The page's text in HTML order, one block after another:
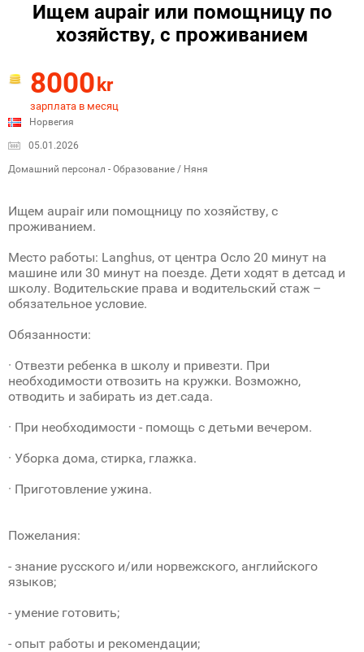
Ищем aupair или помощницу по
хозяйству, с проживанием
8000 kr
зарплата в месяц
Норвегия
05.01.2026
Домашний персонал - Образование / Няня
Ищем aupair или помощницу по хозяйству, с
проживанием.
Место работы: Langhus, от центра Осло 20 минут на
машине или 30 минут на поезде. Дети ходят в детсад и
школу. Водительские права и водительский стаж –
обязательное условие.
Обязанности:
· Отвезти ребенка в школу и привезти. При
необходимости отвозить на кружки. Возможно,
отводить и забирать из дет.сада.
· При необходимости - помощь с детьми вечером.
· Уборка дома, стирка, глажка.
· Приготовление ужина.
Пожелания:
- знание русского и/или норвежского, английского
языков;
- умение готовить;
- опыт работы и рекомендации;